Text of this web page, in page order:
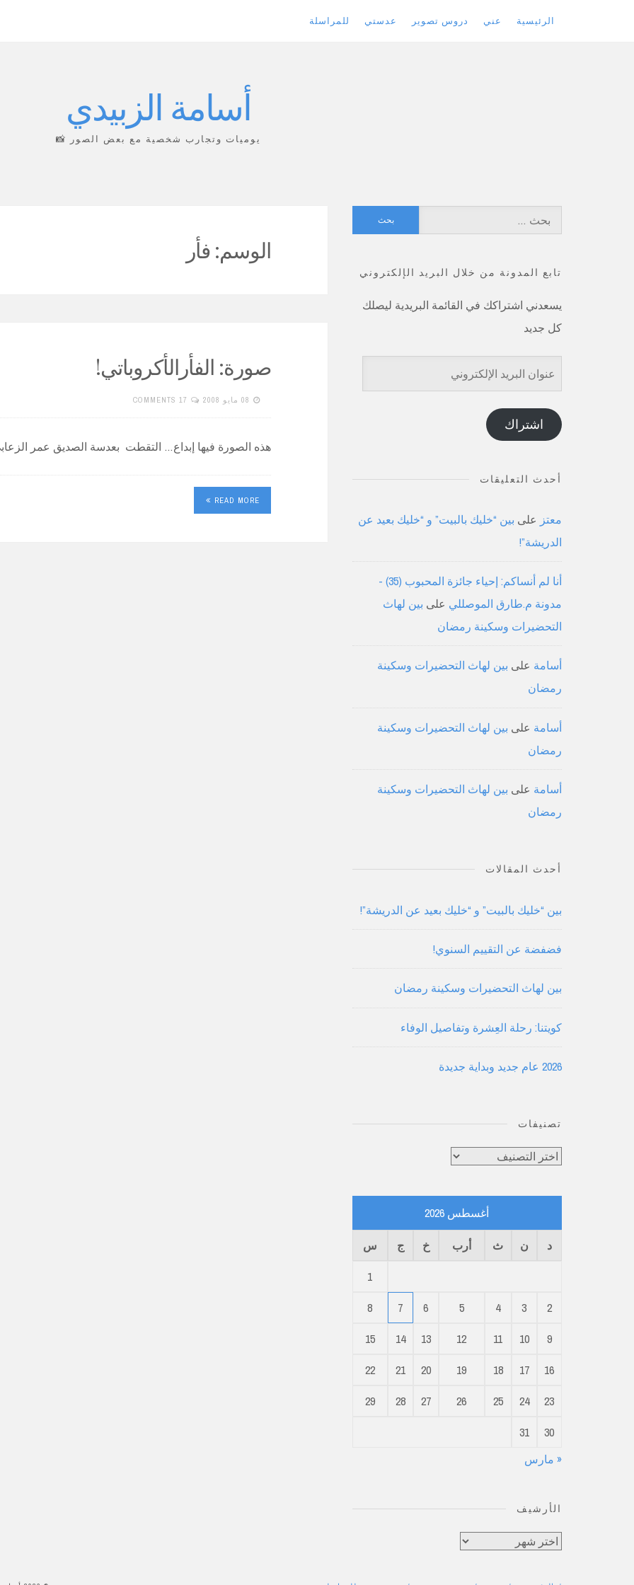
الرئيسية عني دروس تصوير عدستي للمراسلة
أسامة الزبيدي
يوميات وتجارب شخصية مع بعض الصور 📸
الوسم: فأر
صورة: الفأرالأكروباتي!
08 مايو 2008 17 COMMENTS
هذه الصورة فيها إبداع… التقطت بعدسة الصديق عمر الزعابي.
READ MORE
البحث
عن:
تابع المدونة من خلال البريد الإلكتروني
يسعدني اشتراكك في القائمة البريدية ليصلك
كل جديد
عنوان
البريد
الإلكتروني
اشتراك
أحدث التعليقات
معتز على بين “خليك بالبيت” و “خليك بعيد عن
الدريشة”!
أنا لم أنساكم: إحياء جائزة المحبوب (35) -
مدونة م.طارق الموصللي على بين لهاث
التحضيرات وسكينة رمضان
أسامة على بين لهاث التحضيرات وسكينة
رمضان
أسامة على بين لهاث التحضيرات وسكينة
رمضان
أسامة على بين لهاث التحضيرات وسكينة
رمضان
أحدث المقالات
بين “خليك بالبيت” و “خليك بعيد عن الدريشة”!
فضفضة عن التقييم السنوي!
بين لهاث التحضيرات وسكينة رمضان
كويتنا: رحلة العِشرة وتفاصيل الوفاء
2026 عام جديد وبداية جديدة
تصنيفات
تصنيفات
أغسطس 2026
د ن ث أرب خ ج
س
1
2
3
4
5
6
7
8
9
10
11
12
13
14
15
16
17
18
19
20
21
22
23
24
25
26
27
28
29
30
31
« مارس
الأرشيف
الأرشيف